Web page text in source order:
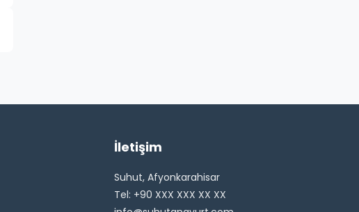
İletişim
Suhut, Afyonkarahisar
Tel: +90 XXX XXX XX XX